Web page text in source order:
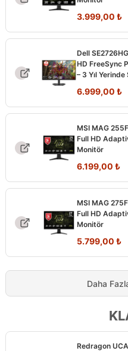
Orijinal
6.617,00 ₺.
3.999,00 ₺Şu
Dell
HD FreeSync
– 3 Yıl
Orijinal
7.499,00 ₺.
6.999,00 ₺Şu
MSI MAG
Full HD
Monitör
Orijinal
7.794,00 ₺.
6.199,00 ₺Şu
MSI MAG
Full HD
Monitör
Orijinal
5.799,00 ₺Şu
Daha
Redragon